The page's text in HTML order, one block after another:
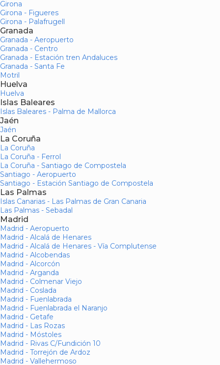
Girona
Girona - Figueres
Girona - Palafrugell
Granada
Granada - Aeropuerto
Granada - Centro
Granada - Estación tren Andaluces
Granada - Santa Fe
Motril
Huelva
Huelva
Islas Baleares
Islas Baleares - Palma de Mallorca
Jaén
Jaén
La Coruña
La Coruña
La Coruña - Ferrol
La Coruña - Santiago de Compostela
Santiago - Aeropuerto
Santiago - Estación Santiago de Compostela
Las Palmas
Islas Canarias - Las Palmas de Gran Canaria
Las Palmas - Sebadal
Madrid
Madrid - Aeropuerto
Madrid - Alcalá de Henares
Madrid - Alcalá de Henares - Vía Complutense
Madrid - Alcobendas
Madrid - Alcorcón
Madrid - Arganda
Madrid - Colmenar Viejo
Madrid - Coslada
Madrid - Fuenlabrada
Madrid - Fuenlabrada el Naranjo
Madrid - Getafe
Madrid - Las Rozas
Madrid - Móstoles
Madrid - Rivas C/Fundición 10
Madrid - Torrejón de Ardoz
Madrid - Vallehermoso